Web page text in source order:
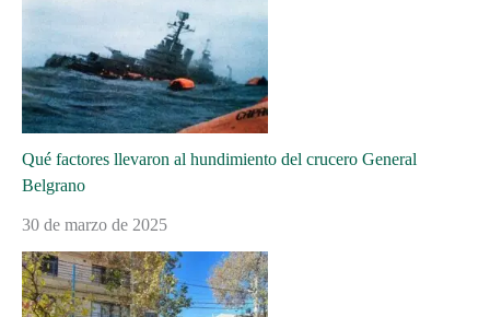
Qué factores llevaron al hundimiento del crucero General
Belgrano
30 de marzo de 2025